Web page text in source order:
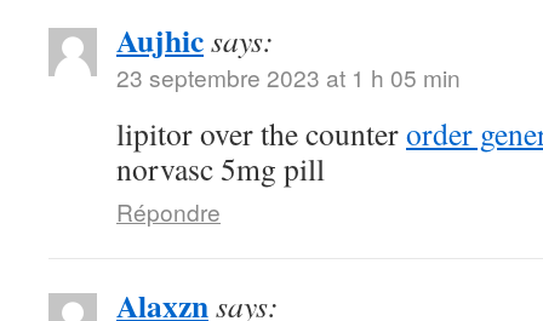
Aujhicsays:
23 septembre 2023 at 1 h 05 min
lipitor over the counterorder
norvasc 5mg pill
Répondre
Alaxznsays: